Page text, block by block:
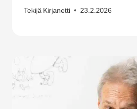
Tekijä Kirjanetti 23.2.2026